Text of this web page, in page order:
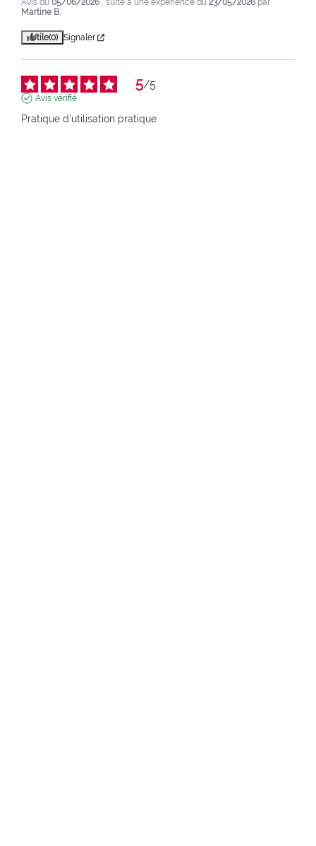
Avis du 05/06/2026 , suite à une expérience du 23/05/2026 par
Martine B.
Utile(0) Signaler
5/5
Avis vérifié
Pratique d'utilisation pratique